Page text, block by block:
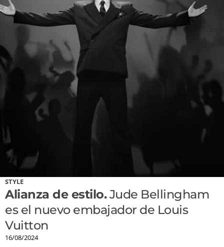
STYLE
Alianza de estilo.Jude Bellingham
es el nuevo embajador de Louis
Vuitton
16/08/2024